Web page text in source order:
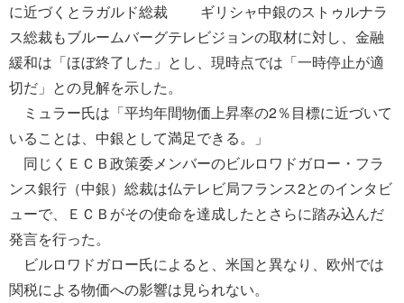
に近づくとラガルド総裁 ギリシャ中銀のストゥルナラ
ス総裁もブルームバーグテレビジョンの取材に対し、金融
緩和は「ほぼ終了した」とし、現時点では「一時停止が適
切だ」との見解を示した。
ミュラー氏は「平均年間物価上昇率の2％目標に近づいて
いることは、中銀として満足できる。」
同じくＥＣＢ政策委メンバーのビルロワドガロー・フラ
ンス銀行（中銀）総裁は仏テレビ局フランス2とのインタビ
ューで、ＥＣＢがその使命を達成したとさらに踏み込んだ
発言を行った。
ビルロワドガロー氏によると、米国と異なり、欧州では
関税による物価への影響は見られない。